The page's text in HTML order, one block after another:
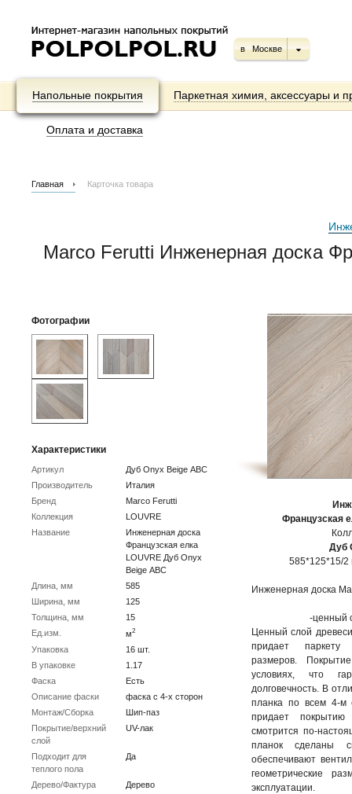
в Москве
Напольные покрытия Паркетная химия, аксессуары и
Оплата и доставка
Главная Карточка товара
Marco Ferutti Инженерная доска
Фотографии
Характеристики
Артикул
Дуб Onyx Beige АВC
Производитель
Италия
Бренд
Marco Ferutti
Коллекция
LOUVRE
Название
Инженерная доска
Французская елка
LOUVRE Дуб Onyx
Beige АВC
Длина, мм
585
Ширина, мм
125
Толщина, мм
15
Ед.изм.
м2
Упаковка
16 шт.
В упаковке
1.17
Фаска
Есть
Описание фаски
фаска с 4-х сторон
Монтаж/Сборка
Шип-паз
Покрытие/верхний
слой
UV-лак
Подходит для
теплого пола
Да
Дерево/Фактура
Дерево
Французская
Дуб
585*125*15/2
Инженерная доска
-ценный
Ценный слой
придает паркету
размеров.
условиях, что
долговечность. В
планка по всем 4-м
придает
смотрится по-
планок сделаны
обеспечивают
геометрические
эксплуатации.